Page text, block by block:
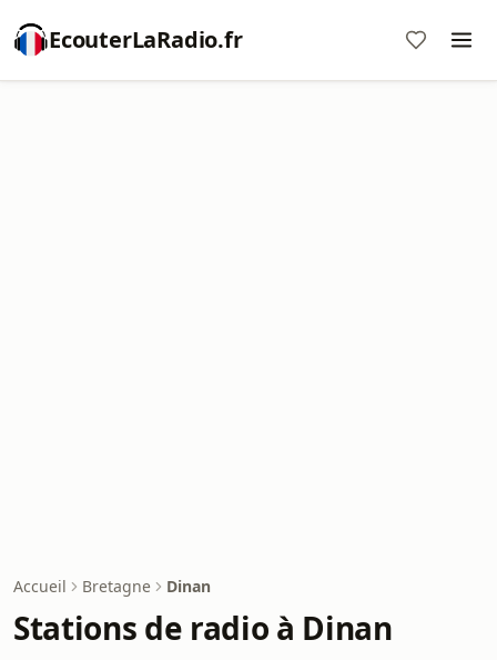
EcouterLaRadio.fr
Accueil Bretagne Dinan
Stations de radio à Dinan